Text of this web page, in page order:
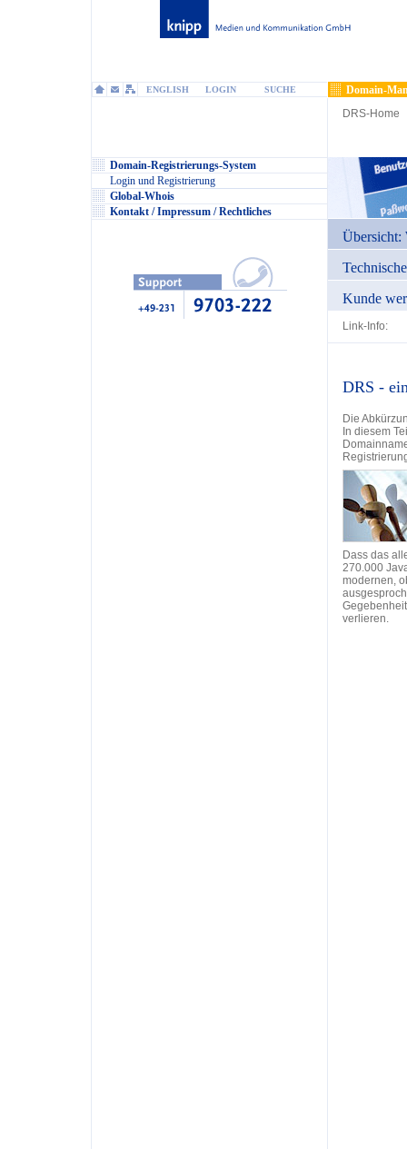
ENGLISH LOGIN SUCHE
Domain-
DRS-Home
Domain-Registrierungs-System
Login und Registrierung
Global-Whois
Kontakt / Impressum / Rechtliches
Übersicht:
Kunde
Link-Info:
DRS -
Die
In diesem
Dass das
270.000
modernen,
verlieren.